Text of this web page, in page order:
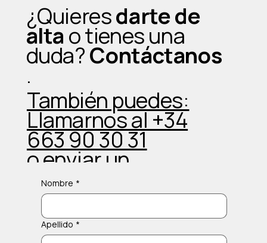
¿Quieresdarte de
alta o tienes una
duda?Contáctanos
.
También puedes:
Llamarnos al +34
663 90 30 31
o enviar un
Whatsapp
Nombre *
Apellido *